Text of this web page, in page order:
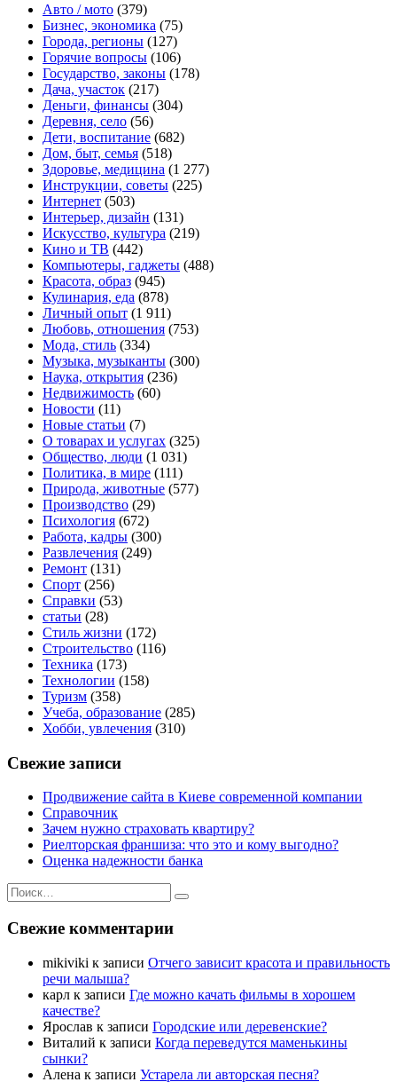
Авто / мото (379)
Бизнес, экономика (75)
Города, регионы (127)
Горячие вопросы (106)
Государство, законы (178)
Дача, участок (217)
Деньги, финансы (304)
Деревня, село (56)
Дети, воспитание (682)
Дом, быт, семья (518)
Здоровье, медицина (1 277)
Инструкции, советы (225)
Интернет (503)
Интерьер, дизайн (131)
Искусство, культура (219)
Кино и ТВ (442)
Компьютеры, гаджеты (488)
Красота, образ (945)
Кулинария, еда (878)
Личный опыт (1 911)
Любовь, отношения (753)
Мода, стиль (334)
Музыка, музыканты (300)
Наука, открытия (236)
Недвижимость (60)
Новости (11)
Новые статьи (7)
О товарах и услугах (325)
Общество, люди (1 031)
Политика, в мире (111)
Природа, животные (577)
Производство (29)
Психология (672)
Работа, кадры (300)
Развлечения (249)
Ремонт (131)
Спорт (256)
Справки (53)
статьи (28)
Стиль жизни (172)
Строительство (116)
Техника (173)
Технологии (158)
Туризм (358)
Учеба, образование (285)
Хобби, увлечения (310)
Свежие записи
Продвижение сайта в Киеве современной компании
Справочник
Зачем нужно страховать квартиру?
Риелторская франшиза: что это и кому выгодно?
Оценка надежности банка
Искать:
Поиск
Свежие комментарии
mikiviki к записи Отчего зависит красота и правильность
речи малыша?
карл к записи Где можно качать фильмы в хорошем
качестве?
Ярослав к записи Городские или деревенские?
Виталий к записи Когда переведутся маменькины
сынки?
Алена к записи Устарела ли авторская песня?